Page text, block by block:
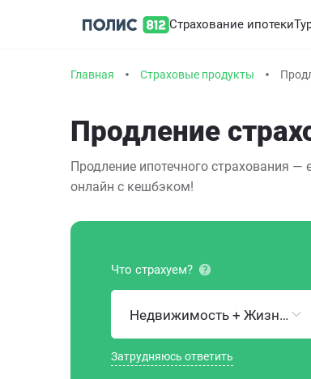
Страхование ипотеки
Главная Страховые продукты
Продление
Продление ипотечного страхования
онлайн с кешбэком!
Что страхуем?
Недвижимость + Жизнь и здоровье
Затрудняюсь ответить